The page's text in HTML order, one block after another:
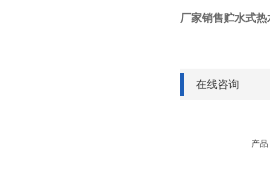
厂家销售贮水式
在线咨询
产品